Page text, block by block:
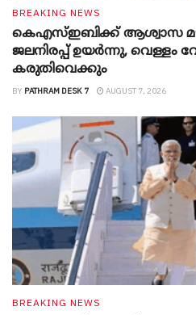
BREAKING NEWS
കെഎസ്ഇബിക്ക് ആശ്വാസ
ജലനിരപ്പ് ഉയർന്നു, വെള്ളം
കരുതിവെക്കും
BY PATHRAM DESK 7 AUGUST 7, 2026
BREAKING NEWS